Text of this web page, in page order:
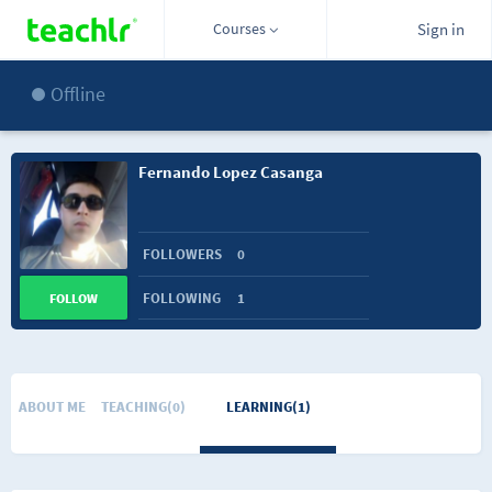
Courses Sign in
Offline
Fernando Lopez Casanga
FOLLOWERS 0
FOLLOWING 1
FOLLOW
ABOUT ME TEACHING(0) LEARNING(1)